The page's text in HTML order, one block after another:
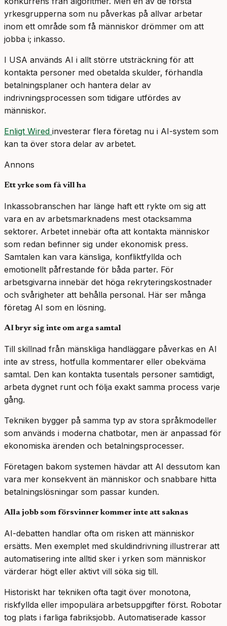
yrkesgrupperna som nu påverkas på allvar arbetar
inom ett område som få människor drömmer om att
jobba i; inkasso.
I USA används AI i allt större utsträckning för att
kontakta personer med obetalda skulder, förhandla
betalningsplaner och hantera delar av
indrivningsprocessen som tidigare utfördes av
människor.
Enligt Wired investerar flera företag nu i AI-system som
kan ta över stora delar av arbetet.
Annons
Ett yrke som få vill ha
Inkassobranschen har länge haft ett rykte om sig att
vara en av arbetsmarknadens mest otacksamma
sektorer. Arbetet innebär ofta att kontakta människor
som redan befinner sig under ekonomisk press.
Samtalen kan vara känsliga, konfliktfyllda och
emotionellt påfrestande för båda parter. För
arbetsgivarna innebär det höga rekryteringskostnader
och svårigheter att behålla personal. Här ser många
företag AI som en lösning.
AI bryr sig inte om arga samtal
Till skillnad från mänskliga handläggare påverkas en AI
inte av stress, hotfulla kommentarer eller obekväma
samtal. Den kan kontakta tusentals personer samtidigt,
arbeta dygnet runt och följa exakt samma process varje
gång.
Tekniken bygger på samma typ av stora språkmodeller
som används i moderna chatbotar, men är anpassad för
ekonomiska ärenden och betalningsprocesser.
Företagen bakom systemen hävdar att AI dessutom kan
vara mer konsekvent än människor och snabbare hitta
betalningslösningar som passar kunden.
Alla jobb som försvinner kommer inte att saknas
AI-debatten handlar ofta om risken att människor
ersätts. Men exemplet med skuldindrivning illustrerar att
automatisering inte alltid sker i yrken som människor
värderar högt eller aktivt vill söka sig till.
Historiskt har tekniken ofta tagit över monotona,
riskfyllda eller impopulära arbetsuppgifter först. Robotar
tog plats i farliga fabriksjobb. Automatiserade kassor